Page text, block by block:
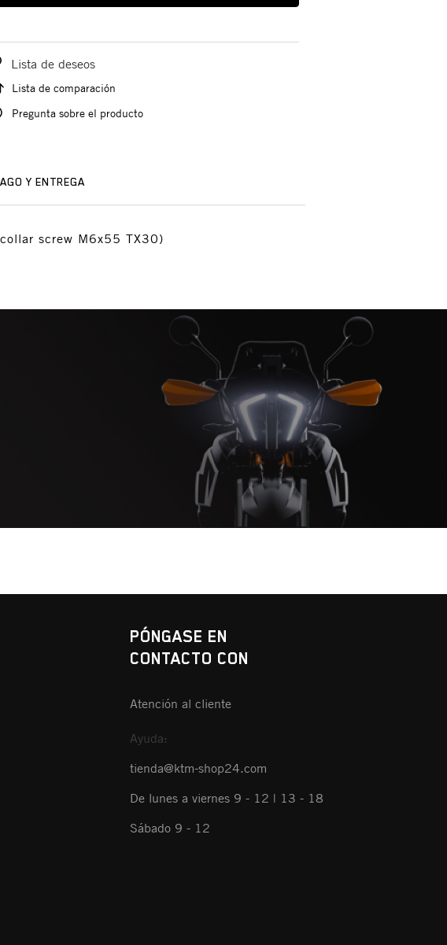
Lista de deseos
Lista de comparación
Pregunta sobre el producto
Y ENTREGA
screw M6x55 TX30)
PÓNGASE EN
CONTACTO CON
Atención al cliente
Ayuda:
tienda@ktm-shop24.com
De lunes a viernes 9 - 12 | 13 - 18
Sábado 9 - 12